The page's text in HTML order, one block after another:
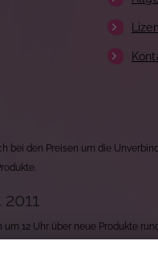
bei den Preisen um die
12 Uhr über neue Produkte